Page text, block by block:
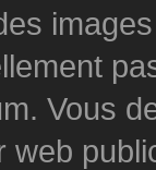
Vous